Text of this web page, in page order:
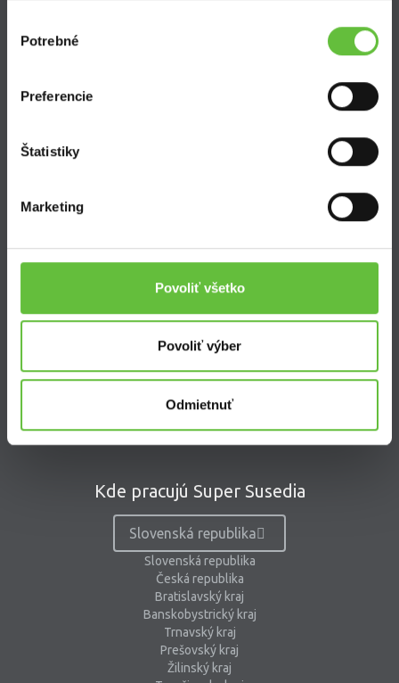
súhlasu
Potrebné
Preferencie
Štatistiky
Marketing
Povoliť všetko
Povoliť výber
Odmietnuť
Kontakt
Supersused.sk s.r.o.
Vajnorská 100/B, 831 04 Bratislava
kontaktný formulár
pomoc@supersused.sk
Kde pracujú Super Susedia
Slovenská republika
Slovenská republika
Česká republika
Bratislavský kraj
Banskobystrický kraj
Trnavský kraj
Prešovský kraj
Žilinský kraj